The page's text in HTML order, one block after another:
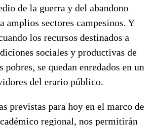
de la guerra y del abandono
amplios sectores campesinos. Y
los recursos destinados a
sociales y productivas de
se quedan enredados en un
del erario público.
previstas para hoy en el marco de
regional, nos permitirán